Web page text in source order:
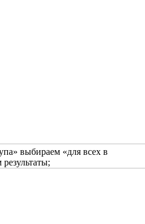
выбираем «для всех в